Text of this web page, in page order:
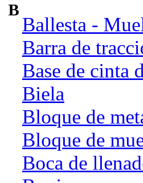
B
Ballesta -
Barra de
Base de cinta
Biela
Bloque de
Bloque de
Boca de